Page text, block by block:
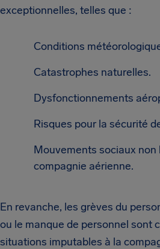
exceptionnelles, telles que :
Conditions
Catastrophes naturelles.
Dysfonctionnements
Risques pour la sécurité
Mouvements sociaux non
compagnie aérienne.
En revanche, les grèves du
ou le manque de personnel sont
situations imputables à la